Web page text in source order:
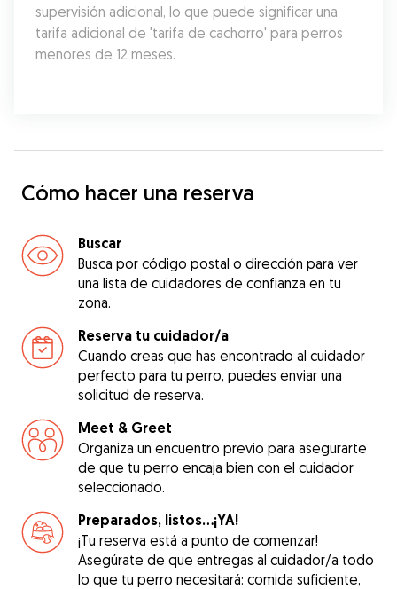
supervisión adicional, lo que puede significar una
tarifa adicional de 'tarifa de cachorro' para perros
menores de 12 meses.
Cómo hacer una reserva
Buscar
Busca por código postal o dirección para ver
una lista de cuidadores de confianza en tu
zona.
Reserva tu cuidador/a
Cuando creas que has encontrado al cuidador
perfecto para tu perro, puedes enviar una
solicitud de reserva.
Meet & Greet
Organiza un encuentro previo para asegurarte
de que tu perro encaja bien con el cuidador
seleccionado.
Preparados, listos...¡YA!
¡Tu reserva está a punto de comenzar!
Asegúrate de que entregas al cuidador/a todo
lo que tu perro necesitará: comida suficiente,